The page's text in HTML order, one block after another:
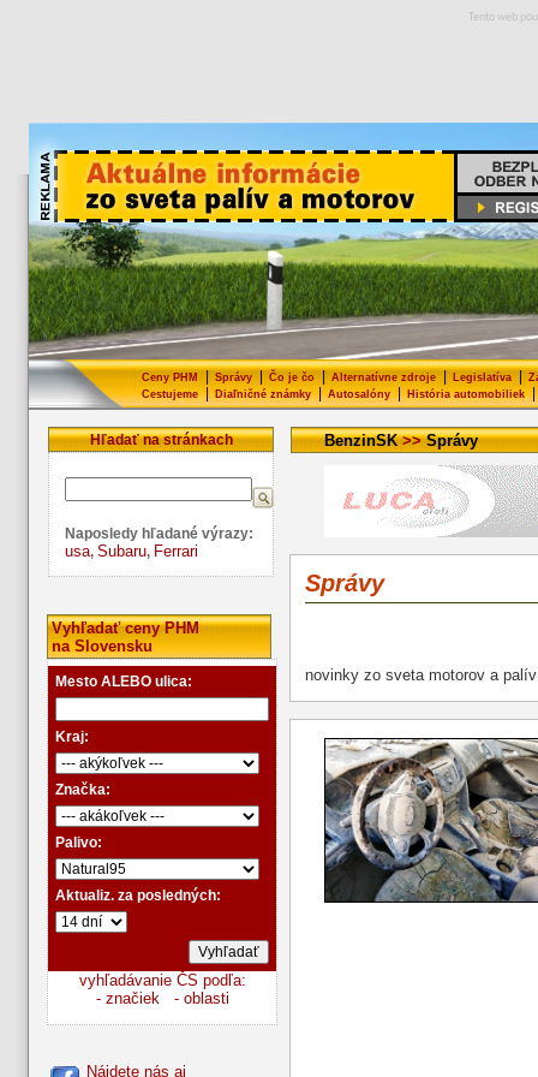
Tento web
Ceny PHM Správy Čo je čo Alternatívne zdroje Legislatíva
Cestujeme| Diaľničné známky| Autosalóny| História automobiliek|
Hľadať na stránkach
Naposledy hľadané výrazy:
usa, Subaru, Ferrari
Vyhľadať ceny PHM
na Slovensku
Mesto ALEBO ulica:
Kraj:
Značka:
Palivo:
Aktualiz. za posledných:
vyhľadávanie ČS podľa:
- značiek
- oblasti
Nájdete nás aj
BenzinSK>>Správy
Správy
novinky zo sveta motorov a palív